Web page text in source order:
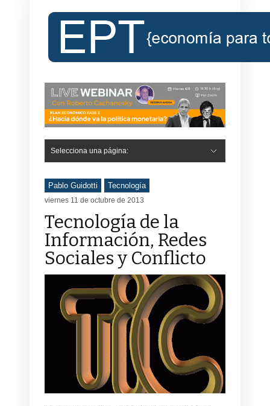
Selecciona una página:
Pablo Guidotti Tecnología
viernes 11 de octubre de 2013
Tecnología de la
Información, Redes
Sociales y Conflicto